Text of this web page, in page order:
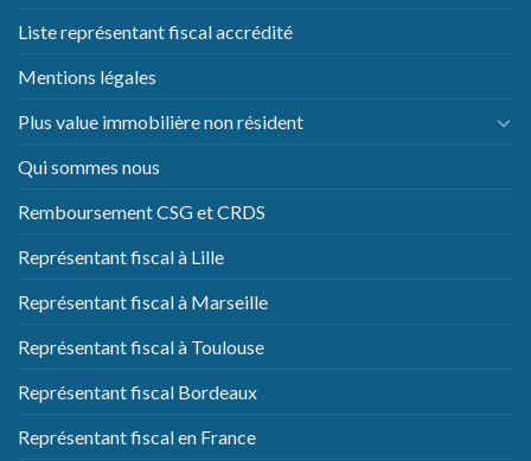
Liste représentant fiscal accrédité
Mentions légales
Plus value immobilière non résident
Qui sommes nous
Remboursement CSG et CRDS
Représentant fiscal à Lille
Représentant fiscal à Marseille
Représentant fiscal à Toulouse
Représentant fiscal Bordeaux
Représentant fiscal en France